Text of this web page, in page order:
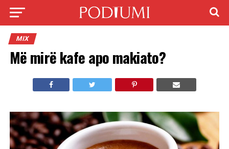
MIX
Më mirë kafe apo makiato?